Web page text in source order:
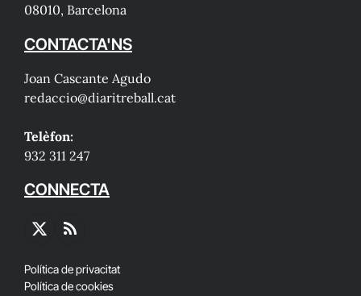
08010, Barcelona
CONTACTA'NS
Joan Cascante Agudo
redaccio@diaritreball.cat
Telèfon:
932 311 247
CONNECTA
X
RSS
Política de privacitat
Política de cookies